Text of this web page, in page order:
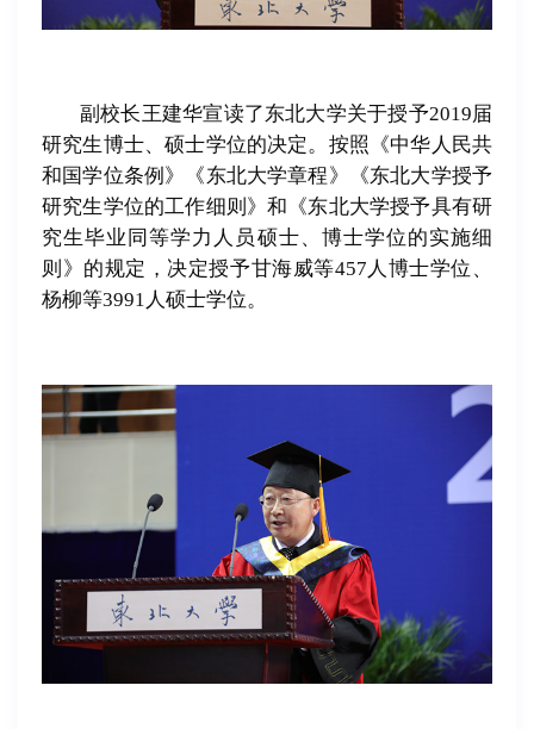
副校长王建华宣读了东北大学关于授予2019届
研究生博士、硕士学位的决定。按照《中华人民共
和国学位条例》《东北大学章程》《东北大学授予
研究生学位的工作细则》和《东北大学授予具有研
究生毕业同等学力人员硕士、博士学位的实施细
则》的规定，决定授予甘海威等457人博士学位、
杨柳等3991人硕士学位。